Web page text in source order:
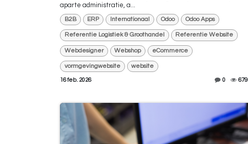
aparte administratie, a...
B2B ERP Internationaal Odoo Odoo Apps
Referentie Logistiek & Groothandel Referentie Website
Webdesigner Webshop eCommerce
vormgevingwebsite website
16 feb. 2026 0 679